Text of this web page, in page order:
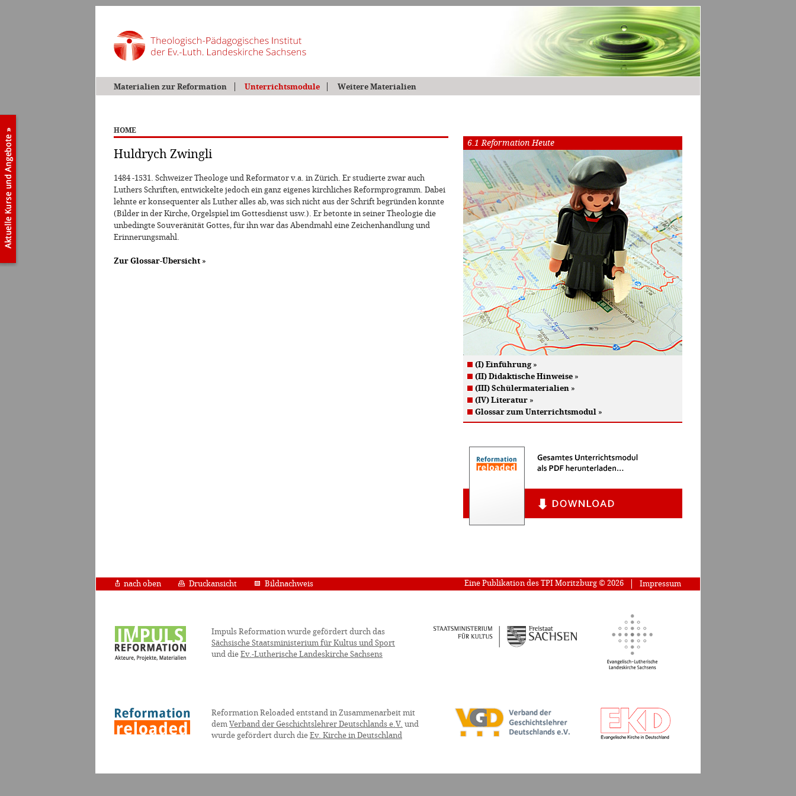
Materialien zur Reformation Unterrichtsmodule Weitere Materialien
HOME
Huldrych Zwingli
1484 -1531. Schweizer Theologe und Reformator v.a. in Zürich. Er studierte zwar auch
Luthers Schriften, entwickelte jedoch ein ganz eigenes kirchliches Reformprogramm. Dabei
lehnte er konsequenter als Luther alles ab, was sich nicht aus der Schrift begründen konnte
(Bilder in der Kirche, Orgelspiel im Gottesdienst usw.). Er betonte in seiner Theologie die
unbedingte Souveränität Gottes, für ihn war das Abendmahl eine Zeichenhandlung und
Erinnerungsmahl.
Zur Glossar-Übersicht »
6.1 Reformation Heute
(I) Einführung»
(II) Didaktische Hinweise »
(III) Schülermaterialien »
(IV) Literatur »
Glossar zum Unterrichtsmodul »
Impressum
Eine Publikation des TPI Moritzburg © 2026
nach oben Druckansicht Bildnachweis
Impuls Reformation wurde gefördert durch das
Sächsische Staatsministerium für Kultus und Sport
und die Ev.-Lutherische Landeskirche Sachsens
Reformation Reloaded entstand in Zusammenarbeit mit
dem Verband der Geschichtslehrer Deutschlands e.V. und
wurde gefördert durch die Ev. Kirche in Deutschland